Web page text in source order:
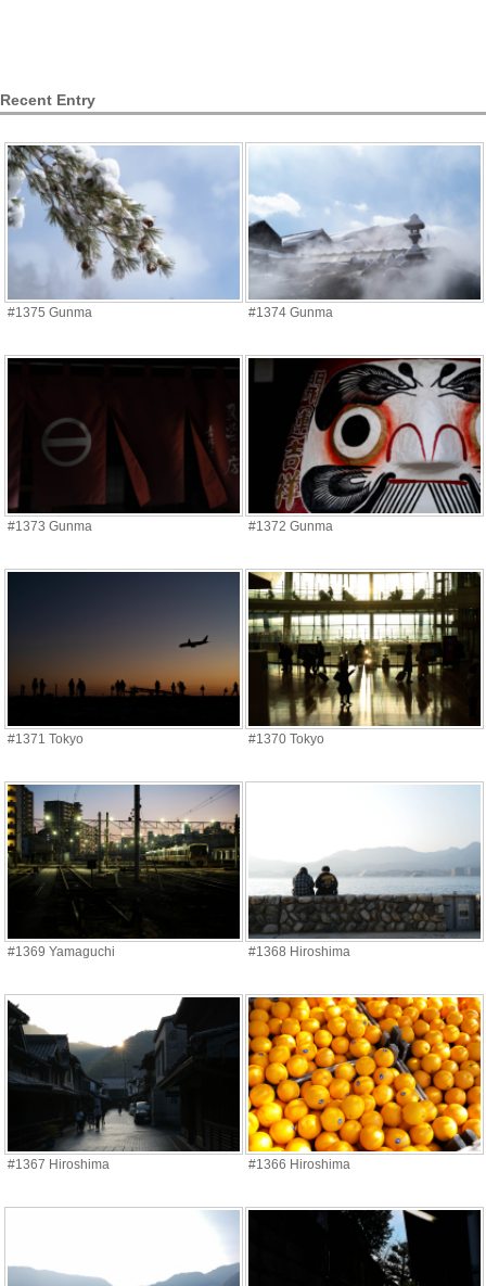
Recent Entry
#1375 Gunma #1374 Gunma
#1373 Gunma #1372 Gunma
#1371 Tokyo #1370 Tokyo
#1369 Yamaguchi #1368 Hiroshima
#1367 Hiroshima #1366 Hiroshima